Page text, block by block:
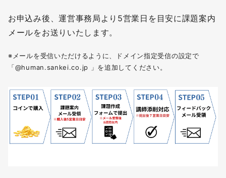
お申込み後、運営事務局より5営業日を目安に課題案内
メールをお送りいたします。
※メールを受信いただけるように、ドメイン指定受信の設定で
「@human.sankei.co.jp 」を追加してください。